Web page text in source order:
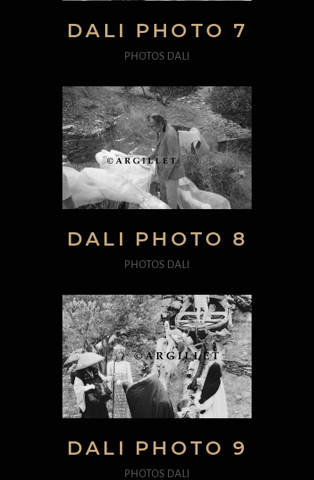
DALI PHOTO 7
PHOTOS DALI
DALI PHOTO 8
PHOTOS DALI
DALI PHOTO 9
PHOTOS DALI